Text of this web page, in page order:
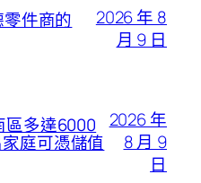
零件商的
2026 年 8
月 9 日
區多達6000
庭可憑儲值
2026 年
8 月 9
日